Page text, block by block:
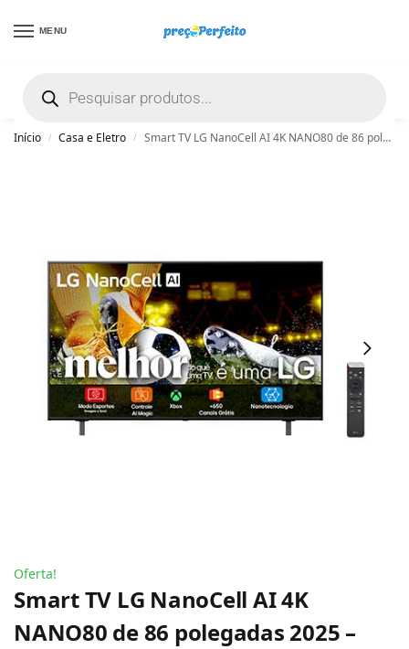
MENU
Início / Casa e Eletro / Smart TV LG NanoCell AI 4K NANO80 de 86 polegadas 2025 – 86NANO80ASA
Oferta!
Smart TV LG NanoCell AI 4K
NANO80 de 86 polegadas 2025 –